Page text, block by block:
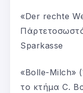
«Der rechte
Sparkasse
«Bolle-Milch»
το κτήμα C.